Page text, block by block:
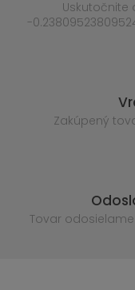
-
Zakúpený
Tovar